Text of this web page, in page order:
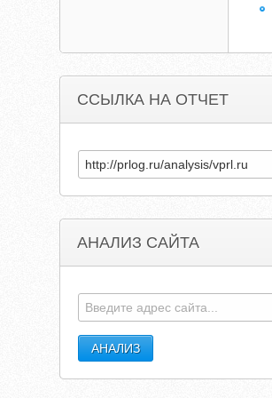
ССЫЛКА НА ОТЧЕТ
АНАЛИЗ САЙТА